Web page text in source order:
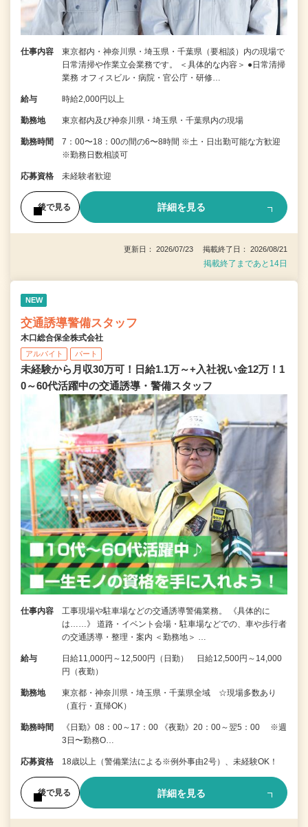
仕事内容
東京都内・神奈川県・埼玉県・千葉県（要相談）内の現場で
日常清掃や作業立会業務です。 ＜具体的な内容＞ ●日常清掃
業務 オフィスビル・病院・官公庁・研修…
給与 時給2,000円以上
勤務地 東京都内及び神奈川県・埼玉県・千葉県内の現場
勤務時間
7：00〜18：00の間の6〜8時間 ※土・日出勤可能な方歓迎
※勤務日数相談可
応募資格 未経験者歓迎
後で見る 詳細を見る
更新日： 2026/07/23 掲載終了日： 2026/08/21
掲載終了まであと14日
NEW
交通誘導警備スタッフ
木口総合保全株式会社
アルバイト パート
未経験から月収30万可！日給1.1万～+入社祝い金12万！1
0～60代活躍中の交通誘導・警備スタッフ
仕事内容
工事現場や駐車場などの交通誘導警備業務。 《具体的に
は……》 道路・イベント会場・駐車場などでの、車や歩行者
の交通誘導・整理・案内 ＜勤務地＞ …
給与
日給11,000円～12,500円（日勤） 日給12,500円～14,000
円（夜勤）
勤務地
東京都・神奈川県・埼玉県・千葉県全域 ☆現場多数あり
（直行・直帰OK）
勤務時間
《日勤》08：00～17：00 《夜勤》20：00～翌5：00 ※週
3日〜勤務O…
応募資格 18歳以上（警備業法による※例外事由2号）、未経験OK！
後で見る 詳細を見る